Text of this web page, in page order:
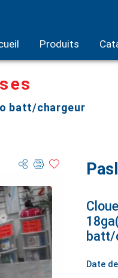
Produits
batt/chargeur
batt/
Date